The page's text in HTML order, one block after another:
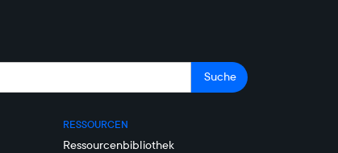
RESSOURCEN
Ressourcenbibliothek